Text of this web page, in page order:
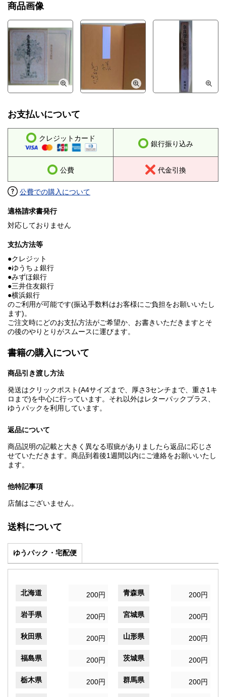
商品画像
お支払いについて
クレジットカード
銀行振り込み
公費 代金引換
公費での購入について
適格請求書発行
対応しておりません
支払方法等
●クレジット
●ゆうちょ銀行
●みずほ銀行
●三井住友銀行
●横浜銀行
のご利用が可能です(振込手数料はお客様にご負担をお願いいたし
ます)。
ご注文時にどのお支払方法がご希望か、お書きいただきますとそ
の後のやりとりがスムースに運びます。
書籍の購入について
商品引き渡し方法
発送はクリックポスト(A4サイズまで、厚さ3センチまで、重さ1キ
ロまで)を中心に行っています。それ以外はレターパックプラス、
ゆうパックを利用しています。
返品について
商品説明の記載と大きく異なる瑕疵がありましたら返品に応じさ
せていただきます。商品到着後1週間以内にご連絡をお願いいたし
ます。
他特記事項
店舗はございません。
送料について
ゆうパック・宅配便
北海道 200円 青森県 200円
岩手県 200円 宮城県 200円
秋田県 200円 山形県 200円
福島県 200円 茨城県 200円
栃木県 200円 群馬県 200円